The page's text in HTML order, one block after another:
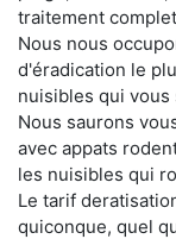
traitement
Nous nous
d'éradication le
nuisibles qui
Nous saurons
avec appats
les nuisibles qui
Le tarif
quiconque, quel